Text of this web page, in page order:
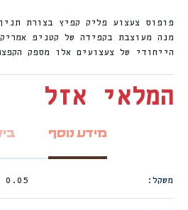
פופוס צעצוע פליק קפיץ בצורת
מנה מעוצבת בקפידה של קטניפ
הייחודי של צעצועים אלו מספק
המלאי אזל
מידע נוסף
משקל 0.05 ק"ג